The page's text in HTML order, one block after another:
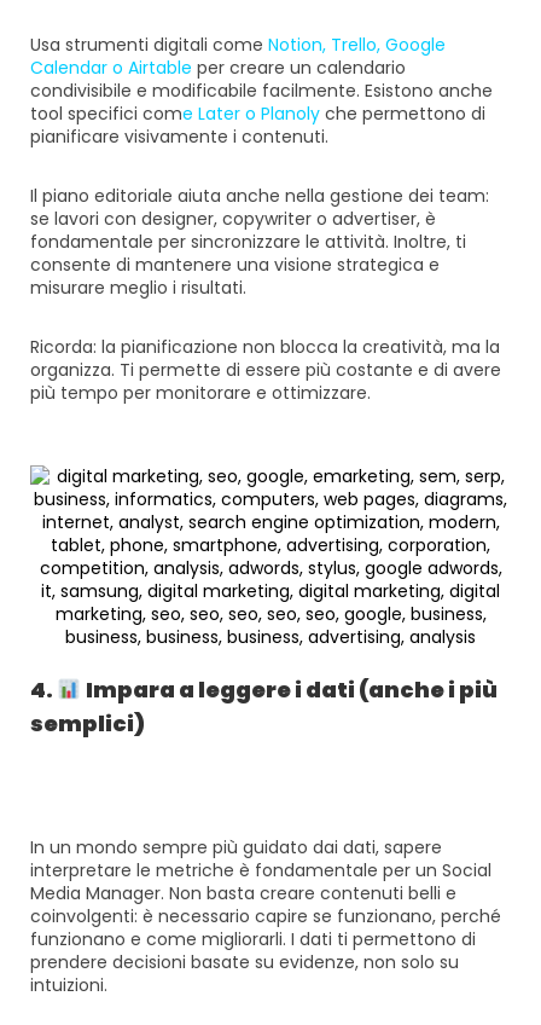
Usa strumenti digitali come Notion, Trello, Google
Calendar o Airtable per creare un calendario
condivisibile e modificabile facilmente. Esistono anche
tool specifici come Later o Planoly che permettono di
pianificare visivamente i contenuti.
Il piano editoriale aiuta anche nella gestione dei team:
se lavori con designer, copywriter o advertiser, è
fondamentale per sincronizzare le attività. Inoltre, ti
consente di mantenere una visione strategica e
misurare meglio i risultati.
Ricorda: la pianificazione non blocca la creatività, ma la
organizza. Ti permette di essere più costante e di avere
più tempo per monitorare e ottimizzare.
4.
Impara a leggere i dati (anche i più
semplici)
In un mondo sempre più guidato dai dati, sapere
interpretare le metriche è fondamentale per un Social
Media Manager. Non basta creare contenuti belli e
coinvolgenti: è necessario capire se funzionano, perché
funzionano e come migliorarli. I dati ti permettono di
prendere decisioni basate su evidenze, non solo su
intuizioni.